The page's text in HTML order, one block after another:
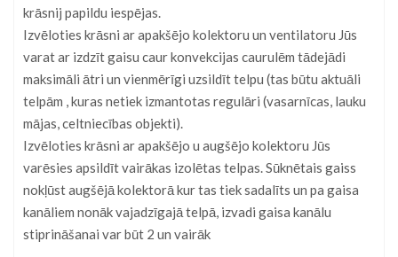
krāsnij papildu iespējas.
Izvēloties krāsni ar apakšējo kolektoru un ventilatoru Jūs
varat ar izdzīt gaisu caur konvekcijas caurulēm tādejādi
maksimāli ātri un vienmērīgi uzsildīt telpu (tas būtu aktuāli
telpām , kuras netiek izmantotas regulāri (vasarnīcas, lauku
mājas, celtniecības objekti).
Izvēloties krāsni ar apakšējo u augšējo kolektoru Jūs
varēsies apsildīt vairākas izolētas telpas. Sūknētais gaiss
nokļūst augšējā kolektorā kur tas tiek sadalīts un pa gaisa
kanāliem nonāk vajadzīgajā telpā, izvadi gaisa kanālu
stiprināšanai var būt 2 un vairāk